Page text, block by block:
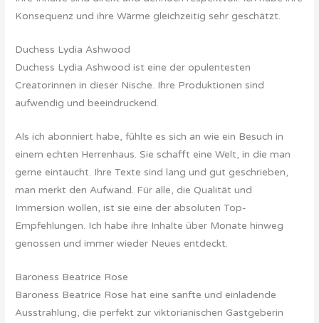
Konsequenz und ihre Wärme gleichzeitig sehr geschätzt.
Duchess Lydia Ashwood
Duchess Lydia Ashwood ist eine der opulentesten
Creatorinnen in dieser Nische. Ihre Produktionen sind
aufwendig und beeindruckend.
Als ich abonniert habe, fühlte es sich an wie ein Besuch in
einem echten Herrenhaus. Sie schafft eine Welt, in die man
gerne eintaucht. Ihre Texte sind lang und gut geschrieben,
man merkt den Aufwand. Für alle, die Qualität und
Immersion wollen, ist sie eine der absoluten Top-
Empfehlungen. Ich habe ihre Inhalte über Monate hinweg
genossen und immer wieder Neues entdeckt.
Baroness Beatrice Rose
Baroness Beatrice Rose hat eine sanfte und einladende
Ausstrahlung, die perfekt zur viktorianischen Gastgeberin